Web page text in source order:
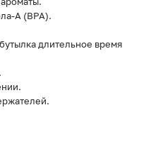
А (BPA).
длительное время